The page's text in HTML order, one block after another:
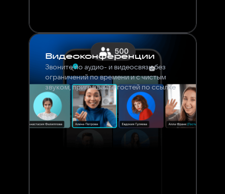
Видеоконференции
Звоните по аудио- и видеосвязи без
ограничений по времени и с чистым
звуком, приглашайте гостей по ссылке